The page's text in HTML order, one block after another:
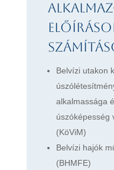
Belvízi utakon
alkalmassága
úszóképesség
(KöViM)
Belvízi hajók
(BHMFE)